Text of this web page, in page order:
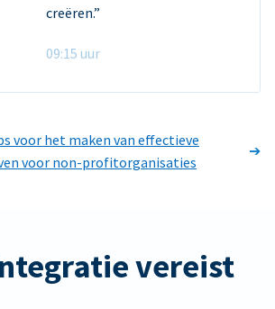
creëren.”
09:15 uur
voor het maken van effectieve
voor non-profitorganisaties
vereist